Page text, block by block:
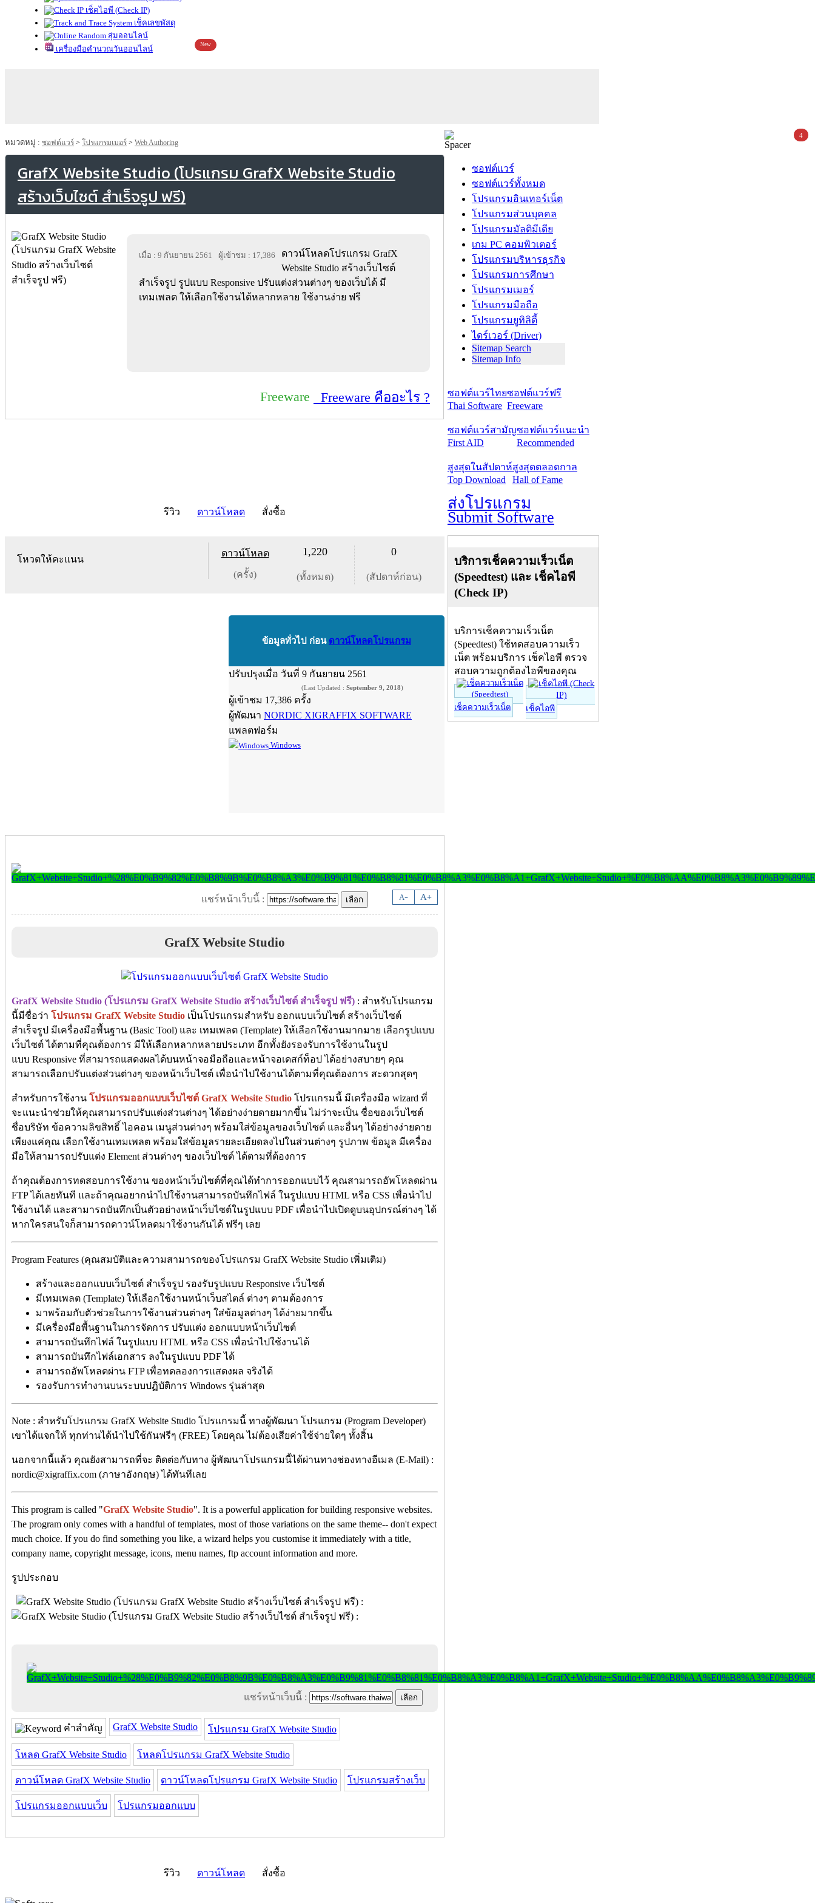
เช็คไอพี (Check IP)
เช็คเลขพัสดุ
สุ่มออนไลน์
เครื่องมือคำนวณวันออนไลน์
New
หมวดหมู่ : ซอฟต์แวร์ > โปรแกรมเมอร์ > Web Authoring
GrafX Website Studio (โปรแกรม GrafX Website Studio
สร้างเว็บไซต์ สำเร็จรูป ฟรี)
เมื่อ : 9 กันยายน 2561 ผู้เข้าชม : 17,386
ดาวน์โหลดโปรแกรม GrafX
Website Studio สร้างเว็บไซต์
สำเร็จรูป รูปแบบ Responsive ปรับแต่งส่วนต่างๆ ของเว็บได้ มี
เทมเพลต ให้เลือกใช้งานได้หลากหลาย ใช้งานง่าย ฟรี
Freeware Freeware คืออะไร ?
รีวิว ดาวน์โหลด สั่งซื้อ
โหวตให้คะแนน
ดาวน์โหลด
(ครั้ง)
1,220
(ทั้งหมด)
0
(สัปดาห์ก่อน)
ข้อมูลทั่วไป ก่อน ดาวน์โหลดโปรแกรม
ปรับปรุงเมื่อ วันที่ 9 กันยายน 2561
(Last Updated : September 9, 2018)
ผู้เข้าชม 17,386 ครั้ง
ผู้พัฒนา NORDIC XIGRAFFIX SOFTWARE
แพลตฟอร์ม
Windows
A- A+
แชร์หน้าเว็บนี้ :
GrafX Website Studio
GrafX Website Studio (โปรแกรม GrafX Website Studio สร้างเว็บไซต์ สำเร็จรูป ฟรี) : สำหรับโปรแกรม
นี้มีชื่อว่า โปรแกรม GrafX Website Studio เป็นโปรแกรมสำหรับ ออกแบบเว็บไซต์ สร้างเว็บไซต์
สำเร็จรูป มีเครื่องมือพื้นฐาน (Basic Tool) และ เทมเพลต (Template) ให้เลือกใช้งานมากมาย เลือกรูปแบบ
เว็บไซต์ ได้ตามที่คุณต้องการ มีให้เลือกหลากหลายประเภท อีกทั้งยังรองรับการใช้งานในรูป
แบบ Responsive ที่สามารถแสดงผลได้บนหน้าจอมือถือและหน้าจอเดสก์ท็อป ได้อย่างสบายๆ คุณ
สามารถเลือกปรับแต่งส่วนต่างๆ ของหน้าเว็บไซต์ เพื่อนำไปใช้งานได้ตามที่คุณต้องการ สะดวกสุดๆ
สำหรับการใช้งาน โปรแกรมออกแบบเว็บไซต์ GrafX Website Studio โปรแกรมนี้ มีเครื่องมือ wizard ที่
จะแนะนำช่วยให้คุณสามารถปรับแต่งส่วนต่างๆ ได้อย่างง่ายดายมากขึ้น ไม่ว่าจะเป็น ชื่อของเว็บไซต์
ชื่อบริษัท ข้อความลิขสิทธิ์ ไอคอน เมนูส่วนต่างๆ พร้อมใส่ข้อมูลของเว็บไซต์ และอื่นๆ ได้อย่างง่ายดาย
เพียงแค่คุณ เลือกใช้งานเทมเพลต พร้อมใส่ข้อมูลรายละเอียดลงไปในส่วนต่างๆ รูปภาพ ข้อมูล มีเครื่อง
มือให้สามารถปรับแต่ง Element ส่วนต่างๆ ของเว็บไซต์ ได้ตามที่ต้องการ
ถ้าคุณต้องการทดสอบการใช้งาน ของหน้าเว็บไซต์ที่คุณได้ทำการออกแบบไว้ คุณสามารถอัพโหลดผ่าน
FTP ได้เลยทันที และถ้าคุณอยากนำไปใช้งานสามารถบันทึกไฟล์ ในรูปแบบ HTML หรือ CSS เพื่อนำไป
ใช้งานได้ และสามารถบันทึกเป็นตัวอย่างหน้าเว็บไซต์ในรูปแบบ PDF เพื่อนำไปเปิดดูบนอุปกรณ์ต่างๆ ได้
หากใครสนใจก็สามารถดาวน์โหลดมาใช้งานกันได้ ฟรีๆ เลย
Program Features (คุณสมบัติและความสามารถของโปรแกรม GrafX Website Studio เพิ่มเติม)
สร้างและออกแบบเว็บไซต์ สำเร็จรูป รองรับรูปแบบ Responsive เว็บไซต์
มีเทมเพลต (Template) ให้เลือกใช้งานหน้าเว็บสไตล์ ต่างๆ ตามต้องการ
มาพร้อมกับตัวช่วยในการใช้งานส่วนต่างๆ ใส่ข้อมูลต่างๆ ได้ง่ายมากขึ้น
มีเครื่องมือพื้นฐานในการจัดการ ปรับแต่ง ออกแบบหน้าเว็บไซต์
สามารถบันทึกไฟล์ ในรูปแบบ HTML หรือ CSS เพื่อนำไปใช้งานได้
สามารถบันทึกไฟล์เอกสาร ลงในรูปแบบ PDF ได้
สามารถอัพโหลดผ่าน FTP เพื่อทดลองการแสดงผล จริงได้
รองรับการทำงานบนระบบปฏิบัติการ Windows รุ่นล่าสุด
Note : สำหรับโปรแกรม GrafX Website Studio โปรแกรมนี้ ทางผู้พัฒนา โปรแกรม (Program Developer)
เขาได้แจกให้ ทุกท่านได้นำไปใช้กันฟรีๆ (FREE) โดยคุณ ไม่ต้องเสียค่าใช้จ่ายใดๆ ทั้งสิ้น
นอกจากนี้แล้ว คุณยังสามารถที่จะ ติดต่อกับทาง ผู้พัฒนาโปรแกรมนี้ได้ผ่านทางช่องทางอีเมล (E-Mail) :
nordic@xigraffix.com (ภาษาอังกฤษ) ได้ทันทีเลย
This program is called "GrafX Website Studio". It is a powerful application for building responsive websites.
The program only comes with a handful of templates, most of those variations on the same theme-- don't expect
much choice. If you do find something you like, a wizard helps you customise it immediately with a title,
company name, copyright message, icons, menu names, ftp account information and more.
รูปประกอบ
แชร์หน้าเว็บนี้ :
คำสำคัญ GrafX Website Studio โปรแกรม GrafX Website Studio
โหลด GrafX Website Studio โหลดโปรแกรม GrafX Website Studio
ดาวน์โหลด GrafX Website Studio ดาวน์โหลดโปรแกรม GrafX Website Studio โปรแกรมสร้างเว็บ
โปรแกรมออกแบบเว็บ โปรแกรมออกแบบ
รีวิว ดาวน์โหลด สั่งซื้อ
ซอฟต์แวร์
ซอฟต์แวร์ทั้งหมด
โปรแกรมอินเทอร์เน็ต
โปรแกรมส่วนบุคคล
โปรแกรมมัลติมีเดีย
เกม PC คอมพิวเตอร์
โปรแกรมบริหารธุรกิจ
โปรแกรมการศึกษา
โปรแกรมเมอร์
โปรแกรมมือถือ
โปรแกรมยูทิลิตี้
ไดร์เวอร์ (Driver)
Sitemap Search
Sitemap Info
ซอฟต์แวร์ไทย
Thai Software
ซอฟต์แวร์ฟรี
Freeware
ซอฟต์แวร์สามัญ
First AID
ซอฟต์แวร์แนะนำ
Recommended
สูงสุดในสัปดาห์
Top Download
สูงสุดตลอดกาล
Hall of Fame
ส่งโปรแกรม
Submit Software
บริการเช็คความเร็วเน็ต
(Speedtest) และ เช็คไอพี
(Check IP)
บริการเช็คความเร็วเน็ต
(Speedtest) ใช้ทดสอบความเร็ว
เน็ต พร้อมบริการ เช็คไอพี ตรวจ
สอบความถูกต้องไอพีของคุณ
เช็คความเร็วเน็ต เช็คไอพี
4